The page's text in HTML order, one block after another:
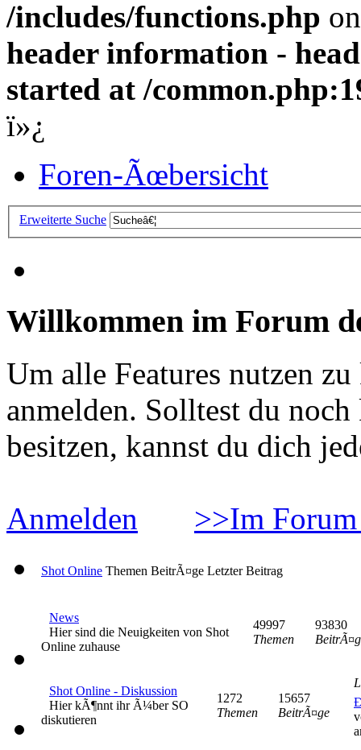
/includes/functions.php
header information -
started at /
ï»¿
Foren-Ãœbersicht
Erweiterte Suche
Willkommen im Forum
Um alle Features nutzen
anmelden. Solltest du
besitzen, kannst du dich
Anmelden >>Im
Shot Online Themen BeitrÃ¤ge Letzter Beitrag
News
Hier sind die Neuigkeiten von Shot
Online zuhause
49997
Themen
93830
Shot Online - Diskussion
Hier kÃ¶nnt ihr Ã¼ber SO
diskutieren
1272
Themen
15657
BeitrÃ¤ge